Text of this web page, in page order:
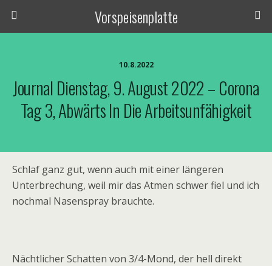
Vorspeisenplatte
10.8.2022
Journal Dienstag, 9. August 2022 – Corona
Tag 3, Abwärts In Die Arbeitsunfähigkeit
Schlaf ganz gut, wenn auch mit einer längeren
Unterbrechung, weil mir das Atmen schwer fiel und ich
nochmal Nasenspray brauchte.
Nächtlicher Schatten von 3/4-Mond, der hell direkt